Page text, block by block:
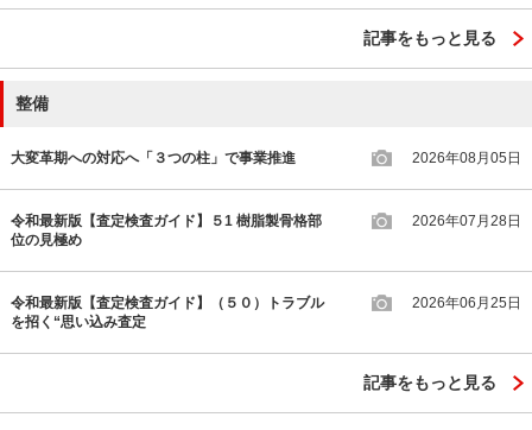
記事をもっと見る
整備
大変革期への対応へ「３つの柱」で事業推進 2026年08月05日
令和最新版【査定検査ガイド】５1 樹脂製骨格部
位の見極め
2026年07月28日
令和最新版【査定検査ガイド】（５０）トラブル
を招く“思い込み査定
2026年06月25日
記事をもっと見る